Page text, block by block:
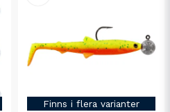
Finns i flera varianter